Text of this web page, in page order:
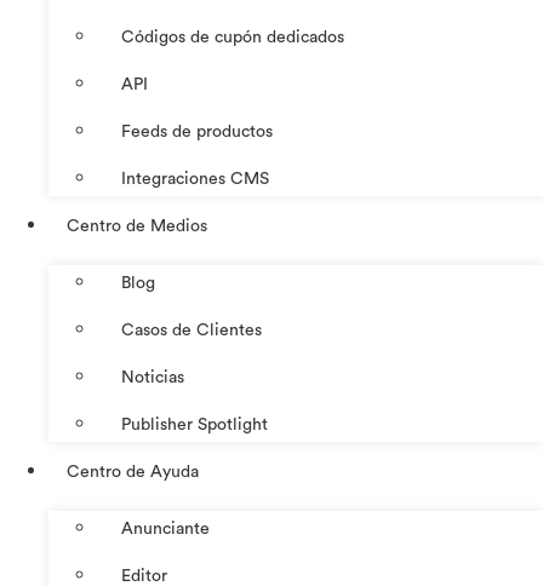
Códigos de cupón dedicados
API
Feeds de productos
Integraciones CMS
Centro de Medios
Blog
Casos de Clientes
Noticias
Publisher Spotlight
Centro de Ayuda
Anunciante
Editor